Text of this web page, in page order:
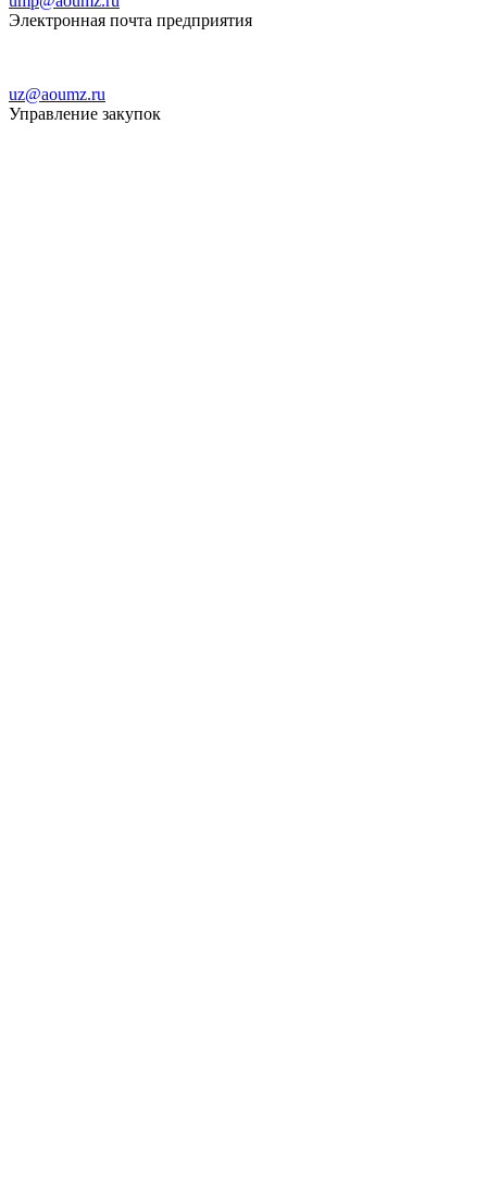
Электронная почта предприятия
uz@aoumz.ru
Управление закупок